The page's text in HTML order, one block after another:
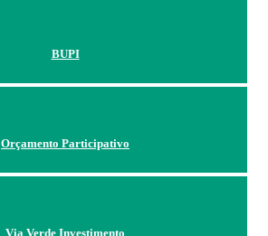
BUPI
Orçamento Participativo
Via Verde Investimento